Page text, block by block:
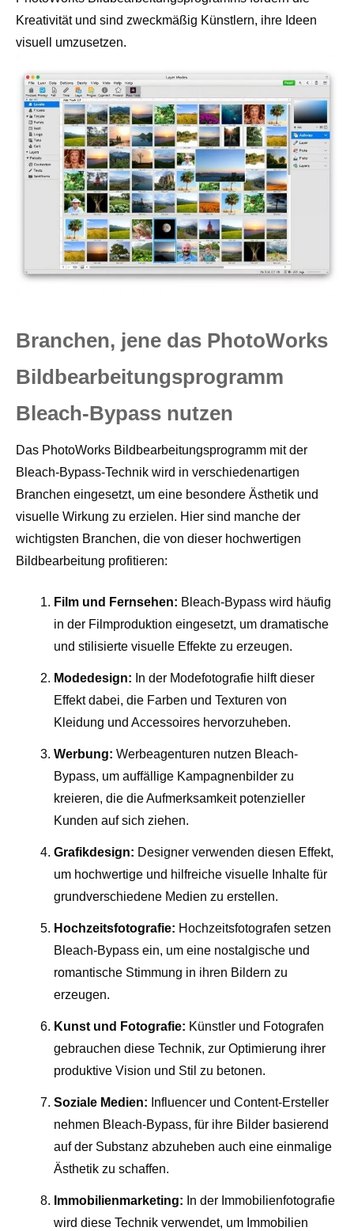
Kreativität und sind zweckmäßig Künstlern, ihre Ideen
visuell umzusetzen.
Branchen, jene das PhotoWorks
Bildbearbeitungsprogramm
Bleach-Bypass nutzen
Das PhotoWorks Bildbearbeitungsprogramm mit der
Bleach-Bypass-Technik wird in verschiedenartigen
Branchen eingesetzt, um eine besondere Ästhetik und
visuelle Wirkung zu erzielen. Hier sind manche der
wichtigsten Branchen, die von dieser hochwertigen
Bildbearbeitung profitieren:
Film und Fernsehen: Bleach-Bypass wird häufig
in der Filmproduktion eingesetzt, um dramatische
und stilisierte visuelle Effekte zu erzeugen.
Modedesign: In der Modefotografie hilft dieser
Effekt dabei, die Farben und Texturen von
Kleidung und Accessoires hervorzuheben.
Werbung: Werbeagenturen nutzen Bleach-
Bypass, um auffällige Kampagnenbilder zu
kreieren, die die Aufmerksamkeit potenzieller
Kunden auf sich ziehen.
Grafikdesign: Designer verwenden diesen Effekt,
um hochwertige und hilfreiche visuelle Inhalte für
grundverschiedene Medien zu erstellen.
Hochzeitsfotografie: Hochzeitsfotografen setzen
Bleach-Bypass ein, um eine nostalgische und
romantische Stimmung in ihren Bildern zu
erzeugen.
Kunst und Fotografie: Künstler und Fotografen
gebrauchen diese Technik, zur Optimierung ihrer
produktive Vision und Stil zu betonen.
Soziale Medien: Influencer und Content-Ersteller
nehmen Bleach-Bypass, für ihre Bilder basierend
auf der Substanz abzuheben auch eine einmalige
Ästhetik zu schaffen.
Immobilienmarketing: In der Immobilienfotografie
wird diese Technik verwendet, um Immobilien